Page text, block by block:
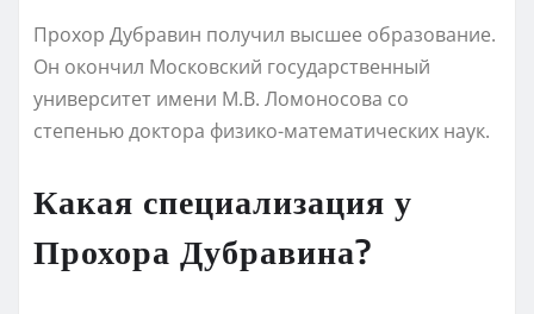
Прохор Дубравин получил высшее образование.
Он окончил Московский государственный
университет имени М.В. Ломоносова со
степенью доктора физико-математических наук.
Какая специализация у
Прохора Дубравина?